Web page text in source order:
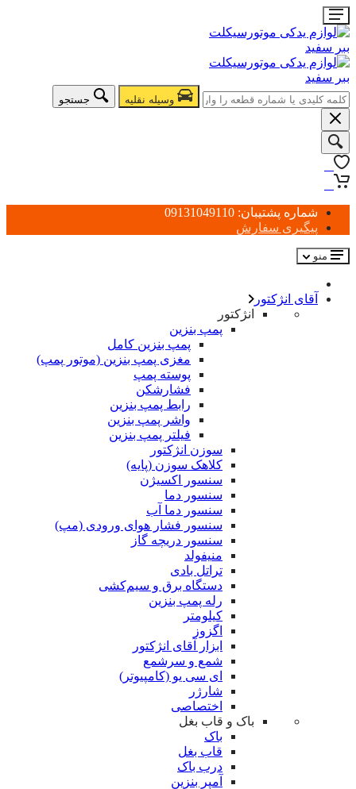
وسیله نقلیه جستجو
شماره پشتیبان: 09131049110
پیگیری سفارش
منو
آقای انژکتور
انژکتور
پمپ بنزین
پمپ بنزین کامل
مغزی پمپ بنزین (موتور پمپ)
پوسته پمپ
فشارشکن
رابط پمپ بنزین
واشر پمپ بنزین
فیلتر پمپ بنزین
سوزن انژکتور
کلاهک سوزن (پایه)
سنسور اکسیژن
سنسور دما
سنسور دما آب
سنسور فشار هوای ورودی (مپ)
سنسور دریچه گاز
منیفولد
تراتل بادی
دستگاه برق و سیم‌کشی
رله پمپ بنزین
کیلومتر
اگزوز
ابزار آقای انژکتور
شمع و سرشمع
ای سی یو (کامپیوتر)
شارژر
اختصاصی
باک و قاب بغل
باک
قاب بغل
درب باک
آمپر بنزین